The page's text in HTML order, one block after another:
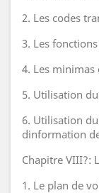
2. Les codes
3. Les
4. Les
5. Utilisation
6. Utilisation
dinformation
Chapitre VIII?:
1. Le plan de